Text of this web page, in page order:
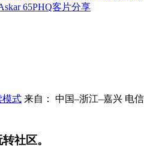
65PHQ客片分享
模式 来自： 中国–浙江–嘉兴 电信
社区。